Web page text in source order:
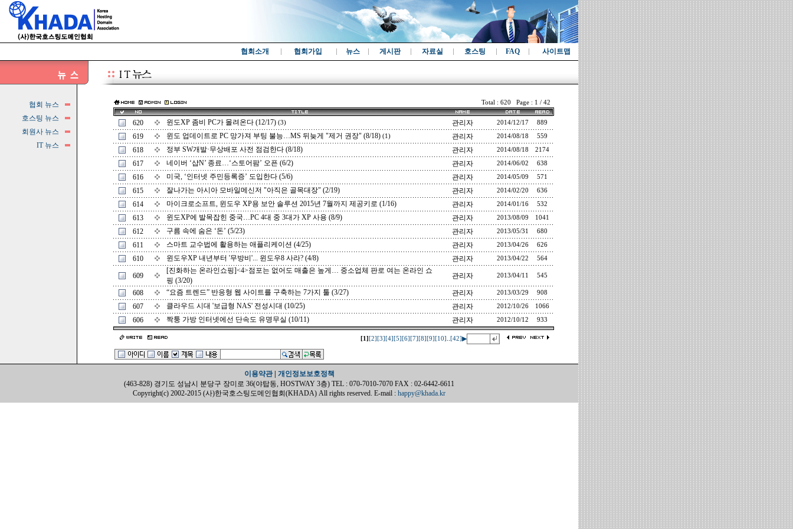
협회소개 협회가입 뉴스 게시판 자료실 호스팅 FAQ 사이트맵
협회 뉴스
호스팅 뉴스
회원사 뉴스
IT 뉴스
Total : 620 Page : 1 / 42
620 윈도XP 좀비 PC가 몰려온다 (12/17) (3) 관리자 2014/12/17 889
619 윈도 업데이트로 PC 망가져 부팅 불능…MS 뒤늦게 "제거 권장" (8/18) (1) 관리자 2014/08/18 559
618 정부 SW개발·무상배포 사전 점검한다 (8/18) 관리자 2014/08/18 2174
617 네이버 ‘샵N’ 종료…‘스토어팜’ 오픈 (6/2) 관리자 2014/06/02 638
616 미국, ‘인터넷 주민등록증’ 도입한다 (5/6) 관리자 2014/05/09 571
615 잘나가는 아시아 모바일메신저 "아직은 골목대장" (2/19) 관리자 2014/02/20 636
614 마이크로소프트, 윈도우 XP용 보안 솔루션 2015년 7월까지 제공키로 (1/16) 관리자 2014/01/16 532
613 윈도XP에 발목잡힌 중국…PC 4대 중 3대가 XP 사용 (8/9) 관리자 2013/08/09 1041
612 구름 속에 숨은 ‘돈’ (5/23) 관리자 2013/05/31 680
611 스마트 교수법에 활용하는 애플리케이션 (4/25) 관리자 2013/04/26 626
610 윈도우XP 내년부터 '무방비'... 윈도우8 사라? (4/8) 관리자 2013/04/22 564
609
[진화하는 온라인쇼핑]<4>점포는 없어도 매출은 높게… 중소업체 판로 여는 온라인 쇼
핑 (3/20)
관리자 2013/04/11 545
608 “요즘 트렌드” 반응형 웹 사이트를 구축하는 7가지 툴 (3/27) 관리자 2013/03/29 908
607 클라우드 시대 '보급형 NAS' 전성시대 (10/25) 관리자 2012/10/26 1066
606 짝퉁 가방 인터넷에선 단속도 유명무실 (10/11) 관리자 2012/10/12 933
[1] [2] [3] [4] [5] [6] [7] [8] [9] [10] ..[42]▶
이용약관| 개인정보보호정책
(463-828) 경기도 성남시 분당구 장미로 36(야탑동, HOSTWAY 3층) TEL : 070-7010-7070 FAX : 02-6442-6611
Copyright(c) 2002-2015 (사)한국호스팅도메인협회(KHADA) All rights reserved. E-mail : happy@khada.kr